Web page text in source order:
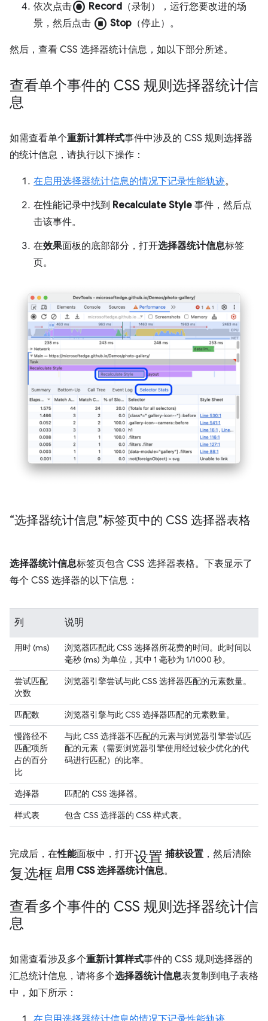
依次点击radio_button_checked Record （录制），运行您要改进的场
景，然后点击 stop_circle Stop （停止）。
然后，查看 CSS 选择器统计信息，如以下部分所述。
查看单个事件的 CSS 规则选择器统计信
息
如需查看单个重新计算样式事件中涉及的 CSS 规则选择器
的统计信息，请执行以下操作：
在启用选择器统计信息的情况下记录性能轨迹。
在性能记录中找到 Recalculate Style 事件，然后点
击该事件。
在效果面板的底部部分，打开选择器统计信息标签
页。
“选择器统计信息”标签页中的 CSS 选择器表格
选择器统计信息标签页包含 CSS 选择器表格。下表显示了
每个 CSS 选择器的以下信息：
列 说明
用时 (ms)
浏览器匹配此 CSS 选择器所花费的时间。此时间以
毫秒 (ms) 为单位，其中 1 毫秒为 1/1000 秒。
尝试匹配
次数
浏览器引擎尝试与此 CSS 选择器匹配的元素数量。
匹配数
浏览器引擎与此 CSS 选择器匹配的元素数量。
慢路径不
匹配项所
占的百分
比
与此 CSS 选择器不匹配的元素与浏览器引擎尝试匹
配的元素（需要浏览器引擎使用经过较少优化的代
码进行匹配）的比率。
选择器
匹配的 CSS 选择器。
样式表
包含 CSS 选择器的 CSS 样式表。
完成后，在性能面板中，打开设置 捕获设置 ，然后清除
复选框 启用 CSS 选择器统计信息。
查看多个事件的 CSS 规则选择器统计信
息
如需查看涉及多个重新计算样式事件的 CSS 规则选择器的
汇总统计信息，请将多个选择器统计信息表复制到电子表格
中，如下所示：